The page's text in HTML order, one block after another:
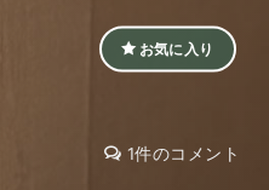
お気に入り
和
和
1件のコメント